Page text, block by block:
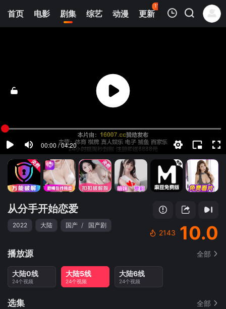
首页 电影 剧集 综艺 动漫 更新
110
热榜 APP
清空
从分手开始恋爱
2022 大陆 国产 / 国产剧
2143 10.0
播放源 全部
大陆0线
24个视频
大陆5线
24个视频
大陆6线
24个视频
选集 全部